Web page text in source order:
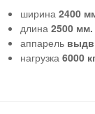
ширина 2400
длина 2500 мм.
аппарель
нагрузка 6000